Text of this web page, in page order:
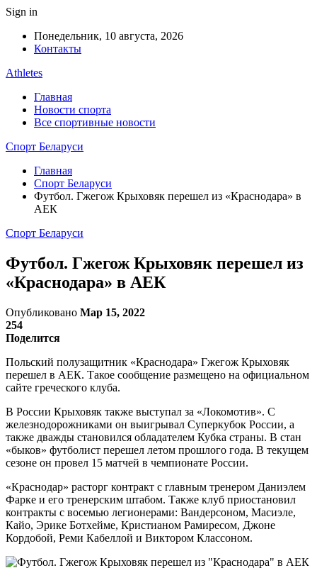
Sign in
Понедельник, 10 августа, 2026
Контакты
Athletes
Главная
Новости спорта
Все спортивные новости
Спорт Беларуси
Главная
Спорт Беларуси
Футбол. Гжегож Крыховяк перешел из «Краснодара» в
АЕК
Спорт Беларуси
Футбол. Гжегож Крыховяк перешел из
«Краснодара» в АЕК
Опубликовано Мар 15, 2022
254
Поделится
Польский полузащитник «Краснодара» Гжегож Крыховяк
перешел в АЕК. Такое сообщение размещено на официальном
сайте греческого клуба.
В России Крыховяк также выступал за «Локомотив». С
железнодорожниками он выигрывал Суперкубок России, а
также дважды становился обладателем Кубка страны. В стан
«быков» футболист перешел летом прошлого года. В текущем
сезоне он провел 15 матчей в чемпионате России.
«Краснодар» расторг контракт с главным тренером Даниэлем
Фарке и его тренерским штабом. Также клуб приостановил
контракты с восемью легионерами: Вандерсоном, Масиэле,
Кайо, Эрике Ботхейме, Кристианом Рамиресом, Джоне
Кордобой, Реми Кабеллой и Виктором Классоном.